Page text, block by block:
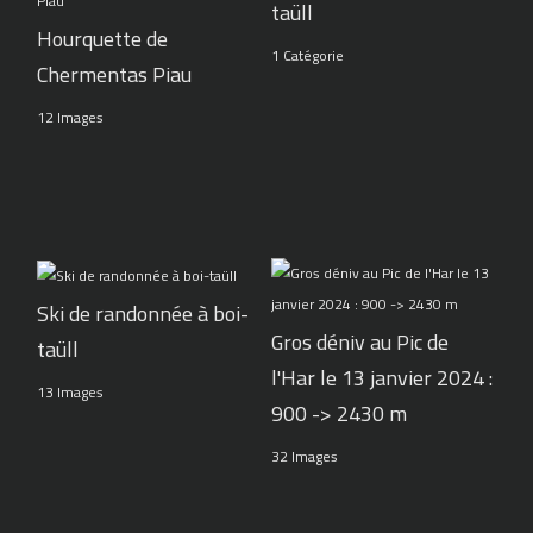
Hourquette de
Chermentas Piau
12 Images
taüll
1 Catégorie
Ski de randonnée à boi-
taüll
13 Images
Gros déniv au Pic de
l'Har le 13 janvier 2024 :
900 -> 2430 m
32 Images